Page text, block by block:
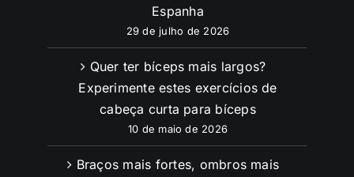
Espanha
29 de julho de 2026
Quer ter bíceps mais largos?
Experimente estes exercícios de
cabeça curta para bíceps
10 de maio de 2026
Braços mais fortes, ombros mais